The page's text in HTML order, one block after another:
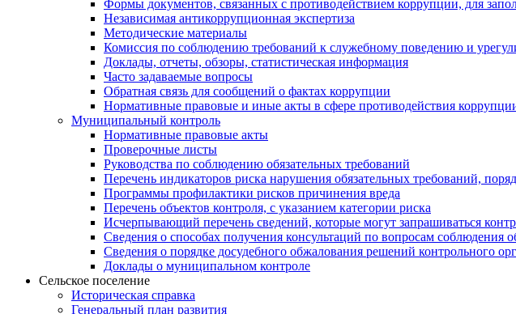
Формы документов, связанных с противодействием коррупции, для
Независимая антикоррупционная экспертиза
Методические материалы
Комиссия по соблюдению требований к служебному поведению и
Доклады, отчеты, обзоры, статистическая информация
Часто задаваемые вопросы
Обратная связь для сообщений о фактах коррупции
Нормативные правовые и иные акты в сфере противодействия
Муниципальный контроль
Нормативные правовые акты
Проверочные листы
Руководства по соблюдению обязательных требований
Перечень индикаторов риска нарушения обязательных требований,
Программы профилактики рисков причинения вреда
Перечень объектов контроля, с указанием категории риска
Исчерпывающий перечень сведений, которые могут запрашиваться
Сведения о способах получения консультаций по вопросам соблюдения
Сведения о порядке досудебного обжалования решений контрольного
Доклады о муниципальном контроле
Сельское поселение
Историческая справка
Генеральный план развития